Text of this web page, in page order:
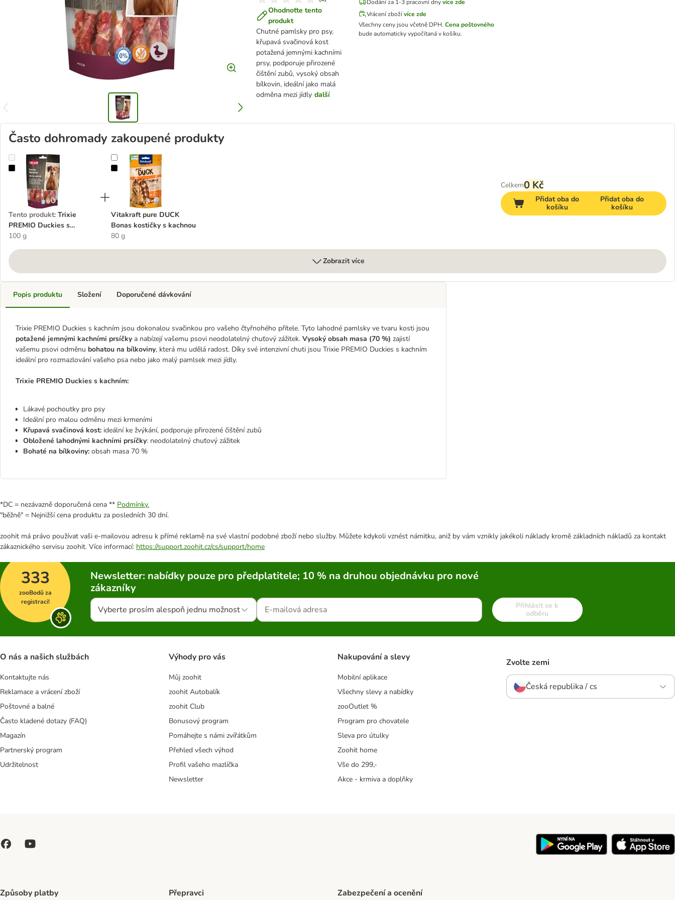
Ohodnoťte tento
produkt
Chutné pamlsky pro psy,
křupavá svačinová kost
potažená jemnými kachními
prsy, podporuje přirozené
čištění zubů, vysoký obsah
bílkovin, ideální jako malá
odměna mezi jídly další
Dodání za 1-3 pracovní dnyvíce zde
Vrácení zbožívíce zde
Všechny ceny jsou včetně DPH. Cena poštovného
bude automaticky vypočítaná v košíku.
Často dohromady zakoupené produkty
Trixie PREMIO Duckies s kachním
Tento produkt: Trixie
PREMIO Duckies s
kachním
100 g
Vitakraft pure DUCK Bonas kostičky s kachnou
Vitakraft pure DUCK
Bonas kostičky s kachnou
80 g
Celkem0 Kč
Přidat oba do
košíku
Přidat oba do
košíku
Zobrazit více
Popis produktu
Trixie PREMIO Duckies s kachním jsou dokonalou svačinkou pro vašeho čtyřnohého přítele. Tyto lahodné pamlsky ve tvaru kosti jsou
potažené jemnými kachními prsíčky a nabízejí vašemu psovi neodolatelný chuťový zážitek. Vysoký obsah masa (70 %) zajistí
vašemu psovi odměnu bohatou na bílkoviny, která mu udělá radost. Díky své intenzivní chuti jsou Trixie PREMIO Duckies s kachním
ideální pro rozmazlování vašeho psa nebo jako malý pamlsek mezi jídly.
Trixie PREMIO Duckies s kachním:
Lákavé pochoutky pro psy
Ideální pro malou odměnu mezi krmeními
Křupavá svačinová kost: ideální ke žvýkání, podporuje přirozené čištění zubů
Obložené lahodnými kachními prsíčky: neodolatelný chuťový zážitek
Bohaté na bílkoviny: obsah masa 70 %
Složení Doporučené dávkování
*DC = nezávazně doporučená cena ** Podmínky.
"běžně" = Nejnižší cena produktu za posledních 30 dní.
zoohit má právo používat vaši e-mailovou adresu k přímé reklamě na své vlastní podobné zboží nebo služby. Můžete kdykoli vznést námitku, aniž by vám vznikly jakékoli náklady kromě základních nákladů za kontakt
zákaznického servisu zoohit. Více informací: https://support.zoohit.cz/cs/support/home
333
zooBodů za
registraci!
Newsletter: nabídky pouze pro předplatitele; 10 % na druhou objednávku pro nové
zákazníky
Vyberte prosím alespoň jednu možnost
Přihlásit se k
odběru
O nás a našich službách
Kontaktujte nás
Reklamace a vrácení zboží
Poštovné a balné
Často kladené dotazy (FAQ)
Magazín
Partnerský program
Udržitelnost
Výhody pro vás
Můj zoohit
zoohit Autobalík
zoohit Club
Bonusový program
Pomáhejte s námi zvířátkům
Přehled všech výhod
Profil vašeho mazlíčka
Newsletter
Nakupování a slevy
Mobilní aplikace
Všechny slevy a nabídky
zooOutlet %
Program pro chovatele
Sleva pro útulky
Zoohit home
Vše do 299,-
Akce - krmiva a doplňky
Zvolte zemi
Česká republika / cs
Způsoby platby Přepravci Zabezpečení a ocenění